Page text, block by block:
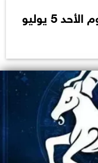
برج الجدي.. حظك اليوم الأحد 5 يوليو